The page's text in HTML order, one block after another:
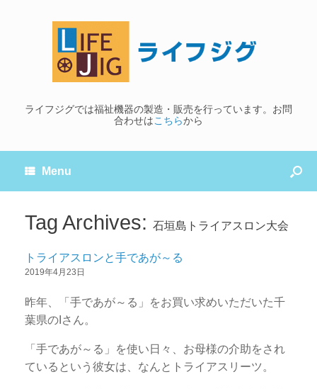
ライフジグでは福祉機器の製造・販売を行っています。お問
合わせはこちらから
Menu
Tag Archives: 石垣島トライアスロン大会
トライアスロンと手であが～る
2019年4月23日
昨年、「手であが～る」をお買い求めいただいた千
葉県のIさん。
「手であが～る」を使い日々、お母様の介助をされ
ているという彼女は、なんとトライアスリーツ。